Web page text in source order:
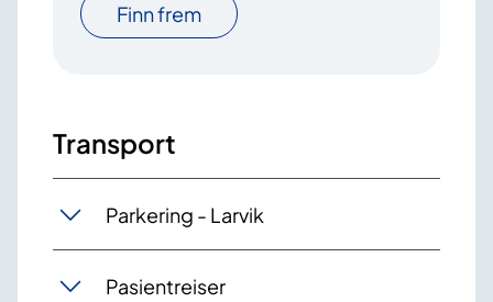
Finn frem
Transport
Parkering - Larvik
Pasientreiser